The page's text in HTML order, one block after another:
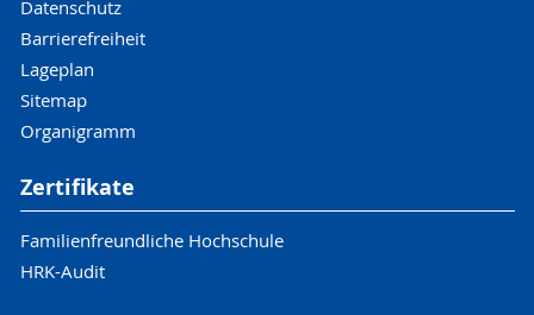
Datenschutz
Barrierefreiheit
Lageplan
Sitemap
Organigramm
Zertifikate
Familienfreundliche Hochschule
HRK-Audit